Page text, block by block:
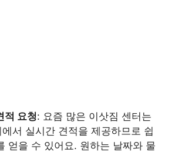
적 요청: 요즘 많은 이삿짐 센터는
서 실시간 견적을 제공하므로 쉽
얻을 수 있어요. 원하는 날짜와 물